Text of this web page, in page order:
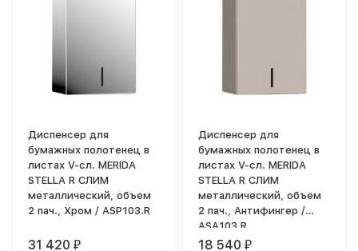
Диспенсер для
бумажных полотенец в
листах V-сл. MERIDA
STELLA R СЛИМ
металлический, объем
2 пач., Хром / ASP103.R
31 420₽
Диспенсер для
бумажных полотенец в
листах V-сл. MERIDA
STELLA R СЛИМ
металлический, объем
2 пач., Антифингер /
ASA103.R
18 540₽